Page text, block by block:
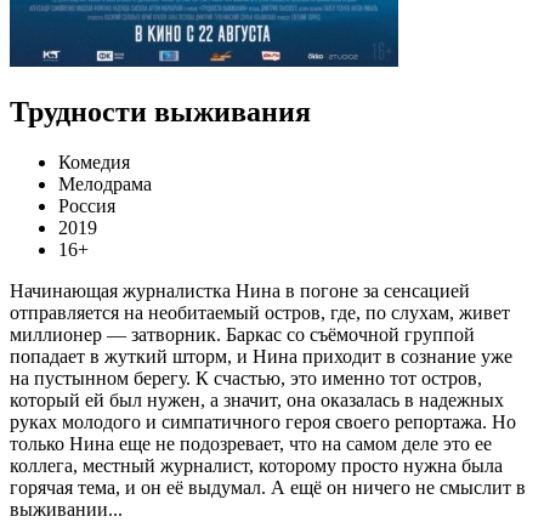
Трудности выживания
Комедия
Мелодрама
Россия
2019
16+
Начинающая журналистка Нина в погоне за сенсацией
отправляется на необитаемый остров, где, по слухам, живет
миллионер — затворник. Баркас со съёмочной группой
попадает в жуткий шторм, и Нина приходит в сознание уже
на пустынном берегу. К счастью, это именно тот остров,
который ей был нужен, а значит, она оказалась в надежных
руках молодого и симпатичного героя своего репортажа. Но
только Нина еще не подозревает, что на самом деле это ее
коллега, местный журналист, которому просто нужна была
горячая тема, и он её выдумал. А ещё он ничего не смыслит в
выживании...